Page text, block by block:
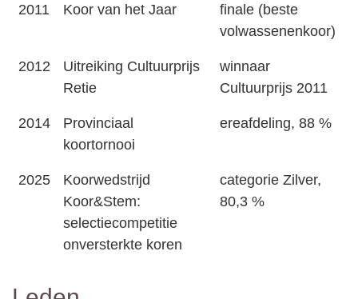
2011 Koor van het Jaar
finale (beste
volwassenenkoor)
2012
Uitreiking Cultuurprijs
Retie
winnaar
Cultuurprijs 2011
2014
Provinciaal
koortornooi
ereafdeling, 88 %
2025
Koorwedstrijd
Koor&Stem:
selectiecompetitie
onversterkte koren
categorie Zilver,
80,3 %